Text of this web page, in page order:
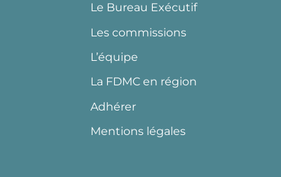
Le Bureau Exécutif
Les commissions
L’équipe
La FDMC en région
Adhérer
Mentions légales